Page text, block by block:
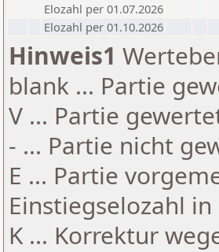
Elozahl per 01.07.2026
Elozahl per 01.10.2026
Hinweis1
blank ... Partie
V ... Partie
- ... Partie nicht
E ... Partie
Einstiegselozahl
K ... Korrektur